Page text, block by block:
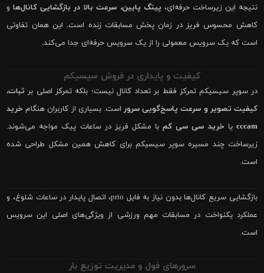
نتیجه این زیرساخت حرفه‌ای، پینگ پایین، سرعت بالا در بازگشایی کانال‌هاو
کاهش محسوس فریز در زمان پخش مسابقات زنده است. این همان تفاوتی
است که یک سرویس معمولی را از یک سرویس حرفه‌ای جدا می‌کند.
کیفیت و پایداری در فروش سیسیکم
در سوپر سیسیکم تمرکز فقط بر تعداد کانال نیست؛ بلکه تمرکز اصلی بر ثبات،
کیفیت تصویر و سرعت پاسخ‌گویی سروراست. بسیاری از کاربران هنگام خرید
cccam یا خرید سی سی کمبا مشکل فریز در ساعات پیک مواجه می‌شوند.
زیرساخت چند مسیره سوپر سیسیکم برای کاهش همین مشکل طراحی شده
است.
بازگشایی سریع کانال‌ها بدون نیاز به فایل prio، اتصال پایدار در ساعات شلوغ، و
عملکرد یکنواخت در مسابقات مهم ورزشی از ویژگی‌های اصلی این سرویس
است.
سرورهای فول و مدیریت توزیع بار